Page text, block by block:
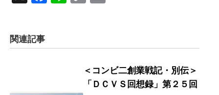
関連記事
＜コンビ二創業戦記・別伝＞
「ＤＣＶＳ回想録」第２５回